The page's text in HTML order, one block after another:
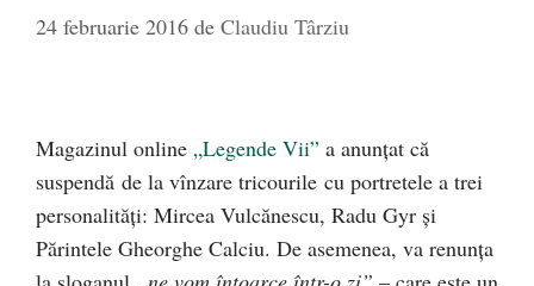
24 februarie 2016 de Claudiu Târziu
Magazinul online „Legende Vii” a anunţat că
suspendă de la vînzare tricourile cu portretele a trei
personalităţi: Mircea Vulcănescu, Radu Gyr şi
Părintele Gheorghe Calciu. De asemenea, va renunţa